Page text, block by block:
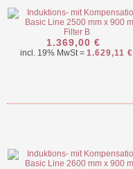
1.369,00 €
incl. 19% MwSt = 1.629,11 €